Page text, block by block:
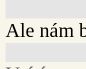
Ale nám